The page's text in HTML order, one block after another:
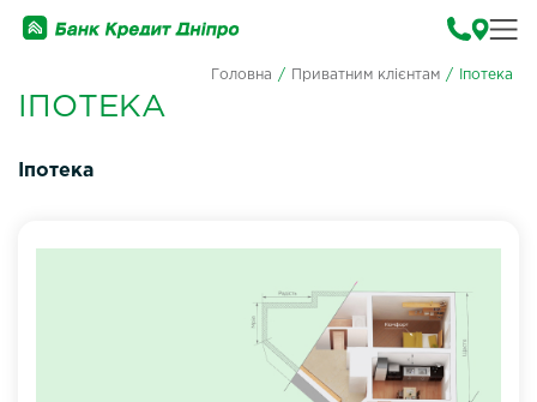
Головна / Приватним клієнтам / Іпотека
ІПОТЕКА
Іпотека